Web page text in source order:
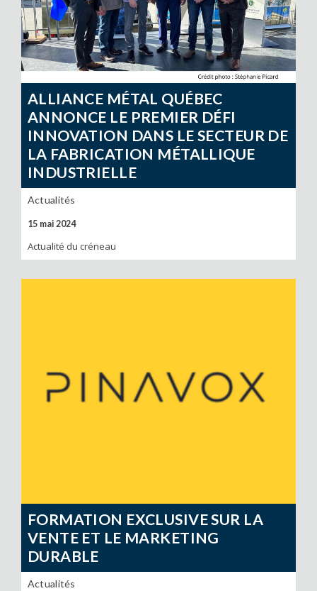
ALLIANCE MÉTAL QUÉBEC
ANNONCE LE PREMIER DÉFI
INNOVATION DANS LE SECTEUR DE
LA FABRICATION MÉTALLIQUE
INDUSTRIELLE
Actualités
15 mai 2024
Actualité du créneau
FORMATION EXCLUSIVE SUR LA
VENTE ET LE MARKETING
DURABLE
Actualités